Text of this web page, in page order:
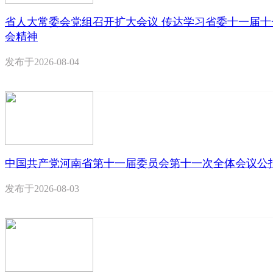
省人大常委会党组召开扩大会议 传达学习省委十一届
会精神
发布于2026-08-04
中国共产党河南省第十一届委员会第十一次全体会议公
发布于2026-08-03